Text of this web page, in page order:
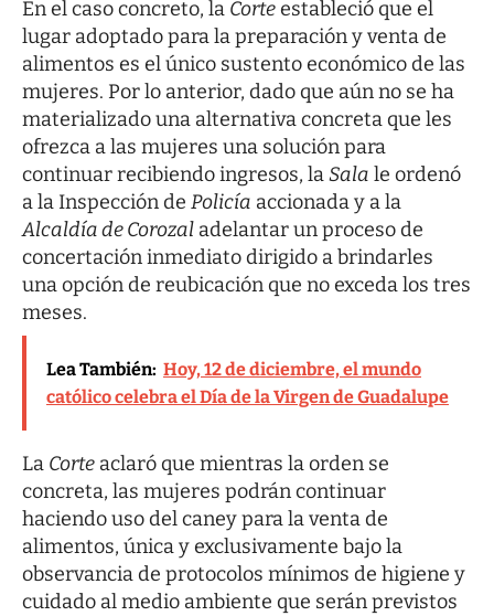
En el caso concreto, la Corteestableció que el
lugar adoptado para la preparación y venta de
alimentos es el único sustento económico de las
mujeres. Por lo anterior, dado que aún no se ha
materializado una alternativa concreta que les
ofrezca a las mujeres una solución para
continuar recibiendo ingresos, laSala le ordenó
a la Inspección de Policía accionada y a la
Alcaldía de Corozal adelantar un proceso de
concertación inmediato dirigido a brindarles
una opción de reubicación que no exceda los tres
meses.
Lea También: Hoy, 12 de diciembre, el mundo
católico celebra el Día de la Virgen de Guadalupe
La Corte aclaró que mientras la orden se
concreta, las mujeres podrán continuar
haciendo uso del caney para la venta de
alimentos, única y exclusivamente bajo la
observancia de protocolos mínimos de higiene y
cuidado al medio ambiente que serán previstos